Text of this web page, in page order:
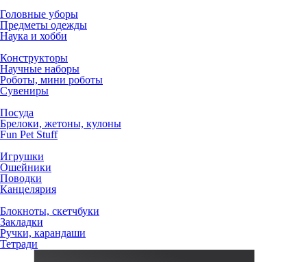
Головные уборы
Предметы одежды
Наука и хобби
Конструкторы
Научные наборы
Роботы, мини роботы
Сувениры
Посуда
Брелоки, жетоны, кулоны
Fun Pet Stuff
Игрушки
Ошейники
Поводки
Канцелярия
Блокноты, скетчбуки
Закладки
Ручки, карандаши
Тетради